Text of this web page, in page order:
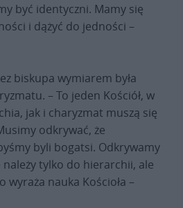
być identyczni. Mamy się
i dążyć do jedności –
biskupa wymiarem była
– To jeden Kościół, w
jak i charyzmat muszą się
odkrywać, że
byli bogatsi. Odkrywamy
tylko do hierarchii, ale
wyraża nauka Kościoła –